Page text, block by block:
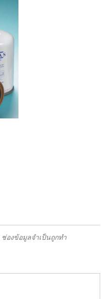
ช่องข้อมูลจำเป็นถูกทำ